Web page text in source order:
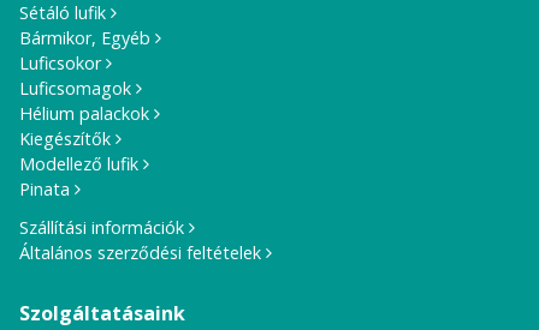
Sétáló lufik
Bármikor, Egyéb
Luficsokor
Luficsomagok
Hélium palackok
Kiegészítők
Modellező lufik
Pinata
Szállítási információk
Általános szerződési feltételek
Szolgáltatásaink